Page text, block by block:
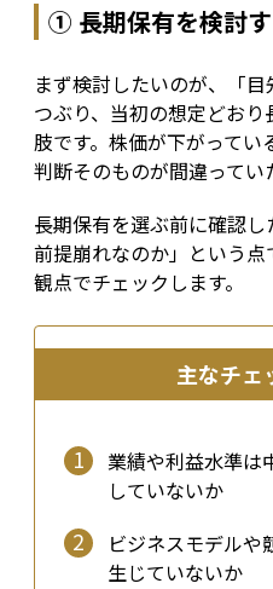
① 長期保有を検討
まず検討したいのが、「
つぶり、当初の想定どお
肢です。株価が下がってい
判断そのものが間違ってい
長期保有を選ぶ前に確認し
前提崩れなのか」という
観点でチェックします。
主なチェ
業績や利益水準は
していないか
ビジネスモデルや
生じていないか